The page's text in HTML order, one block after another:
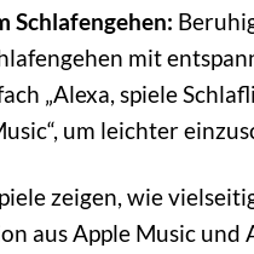
Schlafengehen:
mit
„Alexa, spiele
um leichter
zeigen, wie
aus Apple Music und